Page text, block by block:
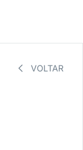
VOLTAR